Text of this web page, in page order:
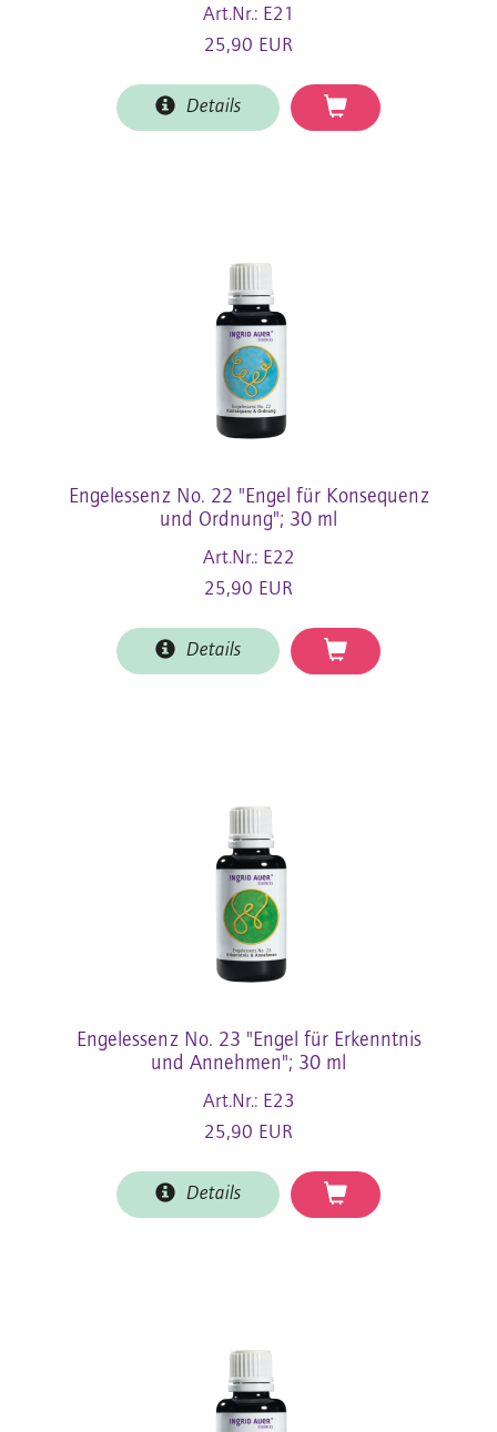
Art.Nr.: E21
25,90 EUR
Details
Engelessenz No. 22 "Engel für Konsequenz
und Ordnung"; 30 ml
Art.Nr.: E22
25,90 EUR
Details
Engelessenz No. 23 "Engel für Erkenntnis
und Annehmen"; 30 ml
Art.Nr.: E23
25,90 EUR
Details